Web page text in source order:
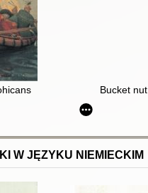
Bucket nut
W JĘZYKU NIEMIECKIM